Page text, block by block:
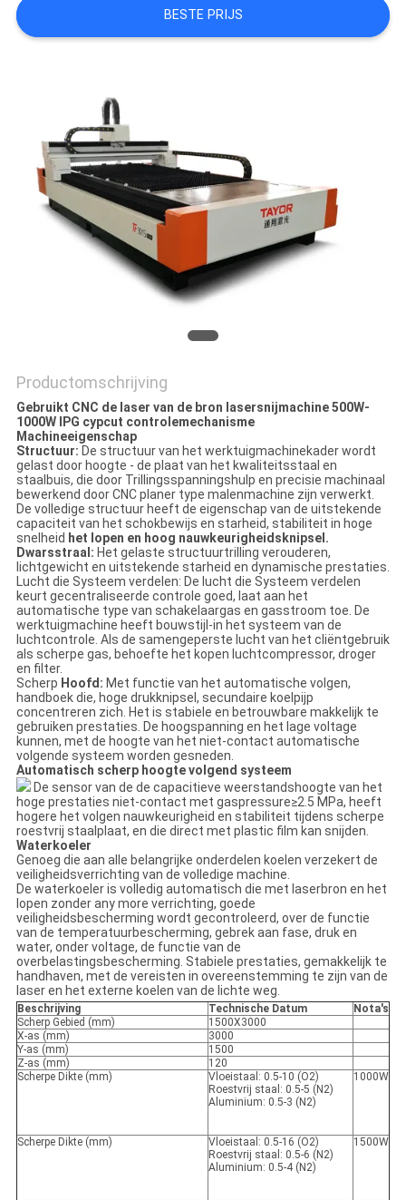
BESTE PRIJS
Productomschrijving
Gebruikt CNC de laser van de bron lasersnijmachine 500W-
1000W IPG cypcut controlemechanisme
Machineeigenschap
Structuur: De structuur van het werktuigmachinekader wordt
gelast door hoogte - de plaat van het kwaliteitsstaal en
staalbuis, die door Trillingsspanningshulp en precisie machinaal
bewerkend door CNC planer type malenmachine zijn verwerkt.
De volledige structuur heeft de eigenschap van de uitstekende
capaciteit van het schokbewijs en starheid, stabiliteit in hoge
snelheid het lopen en hoog nauwkeurigheidsknipsel.
Dwarsstraal: Het gelaste structuurtrilling verouderen,
lichtgewicht en uitstekende starheid en dynamische prestaties.
Lucht die Systeem verdelen: De lucht die Systeem verdelen
keurt gecentraliseerde controle goed, laat aan het
automatische type van schakelaargas en gasstroom toe. De
werktuigmachine heeft bouwstijl-in het systeem van de
luchtcontrole. Als de samengeperste lucht van het cliëntgebruik
als scherpe gas, behoefte het kopen luchtcompressor, droger
en filter.
Scherp Hoofd: Met functie van het automatische volgen,
handboek die, hoge drukknipsel, secundaire koelpijp
concentreren zich. Het is stabiele en betrouwbare makkelijk te
gebruiken prestaties. De hoogspanning en het lage voltage
kunnen, met de hoogte van het niet-contact automatische
volgende systeem worden gesneden.
Automatisch scherp hoogte volgend systeem
De sensor van de de capacitieve weerstandshoogte van het
hoge prestaties niet-contact met gaspressure≥2.5 MPa, heeft
hogere het volgen nauwkeurigheid en stabiliteit tijdens scherpe
roestvrij staalplaat, en die direct met plastic film kan snijden.
Waterkoeler
Genoeg die aan alle belangrijke onderdelen koelen verzekert de
veiligheidsverrichting van de volledige machine.
De waterkoeler is volledig automatisch die met laserbron en het
lopen zonder any more verrichting, goede
veiligheidsbescherming wordt gecontroleerd, over de functie
van de temperatuurbescherming, gebrek aan fase, druk en
water, onder voltage, de functie van de
overbelastingsbescherming. Stabiele prestaties, gemakkelijk te
handhaven, met de vereisten in overeenstemming te zijn van de
laser en het externe koelen van de lichte weg.
Beschrijving Technische Datum
Nota's
Scherp Gebied (mm)
1500X3000
X-as (mm)
3000
Y-as (mm)
1500
Z-as (mm)
120
Scherpe Dikte (mm)
Vloeistaal: 0.5-10 (O2)
Roestvrij staal: 0.5-5 (N2)
Aluminium: 0.5-3 (N2)
1000W
Scherpe Dikte (mm)
Vloeistaal: 0.5-16 (O2)
Roestvrij staal: 0.5-6 (N2)
Aluminium: 0.5-4 (N2)
1500W